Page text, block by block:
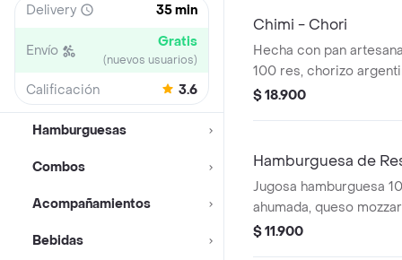
Delivery 35 min
Envío Gratis
(nuevos usuarios)
Calificación 3.6
Hamburguesas
Combos
Acompañamientos
Bebidas
Chimi - Chori
Hecha con pan
100 res, chorizo
mozarella, lechuga,
$ 18.900
Hamburguesa de
Jugosa hamburguesa
ahumada, queso
cheddar, queso
$ 11.900